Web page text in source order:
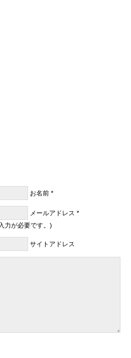
お名前 *
メールアドレス *
力が必要です。)
サイトアドレス